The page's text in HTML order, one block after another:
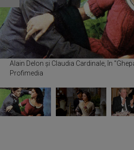
Alain Delon și Claudia Cardinale, în
Profimedia